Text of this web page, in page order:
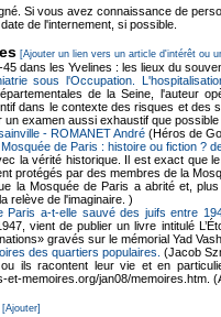
Si vous avez connaissance de
de l'internement, si possible.
[Ajouter un lien vers un article d'intérêt ou
45 dans les Yvelines : les lieux du
sous l'Occupation.
de la Seine, l'auteur
dans le contexte des risques et des
un examen aussi exhaustif que
- ROMANET André (Héros de
de Paris : histoire ou fiction ?
la vérité historique. Il est exact que
protégés par des membres de la
la Mosquée de Paris a abrité et,
relève de l'imaginaire. )
Paris a-t-elle sauvé des juifs entre
vient de publier un livre intitulé
gravés sur le mémorial Yad
des quartiers populaires. (Jacob
ou ils racontent leur vie et en
et-memoires.org/jan08/memoires.htm.
[Ajouter]